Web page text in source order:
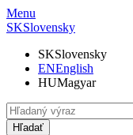
Menu
SKSlovensky
SKSlovensky
ENEnglish
HUMagyar
Hľadať